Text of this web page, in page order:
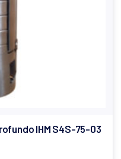
IHM S4S-75-03